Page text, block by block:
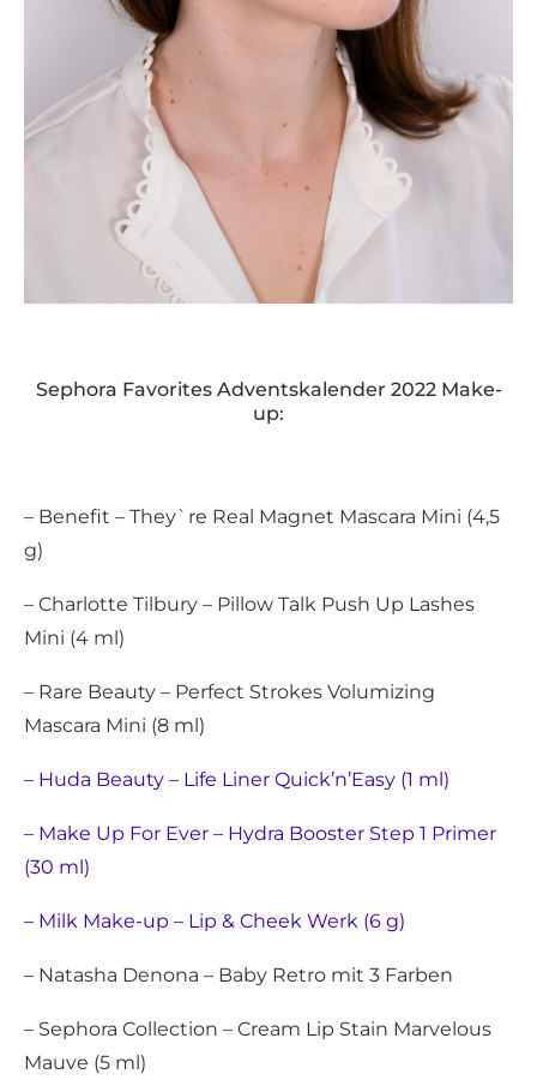
Sephora Favorites Adventskalender 2022 Make-
up:
– Benefit – They`re Real Magnet Mascara Mini (4,5
g)
– Charlotte Tilbury – Pillow Talk Push Up Lashes
Mini (4 ml)
– Rare Beauty – Perfect Strokes Volumizing
Mascara Mini (8 ml)
– Huda Beauty – Life Liner Quick’n’Easy (1 ml)
– Make Up For Ever – Hydra Booster Step 1 Primer
(30 ml)
– Milk Make-up – Lip & Cheek Werk (6 g)
– Natasha Denona – Baby Retro mit 3 Farben
– Sephora Collection – Cream Lip Stain Marvelous
Mauve (5 ml)